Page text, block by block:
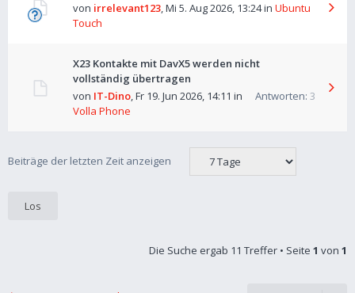
von irrelevant123,Mi 5. Aug 2026, 13:24in Ubuntu
Touch
X23 Kontakte mit DavX5 werden nicht
vollständig übertragen
Antworten: 3
von IT-Dino,Fr 19. Jun 2026, 14:11 in
Volla Phone
Beiträge der letzten Zeit anzeigen
Die Suche ergab 11 Treffer • Seite 1 von 1